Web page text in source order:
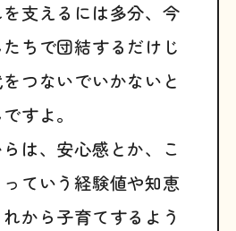
支えるには多分、今
ちで団結するだけじ
つないでいかないと
すよ。
は、安心感とか、こ
ていう経験値や知恵
から子育てするよう